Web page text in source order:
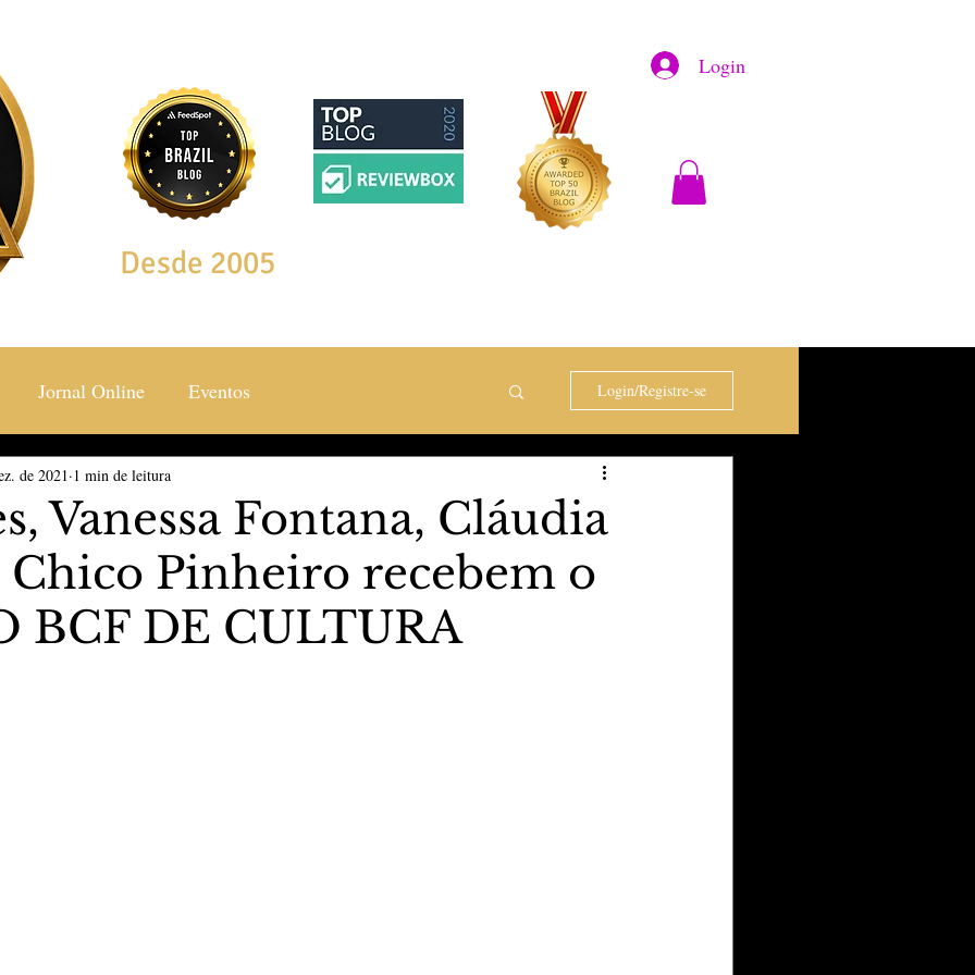
Login
Desde 2005
Jornal Online Eventos
& Estilos Saúde & Bem Estar
The Vip Club Business Marujo Carioca
& Lazer Carnaval São Paulo Negocio
Login/Registre-se
Vanessa Fontana, Cláudia
Chico Pinheiro recebem o
BCF DE CULTURA
de 2021 1 min de leitura
estrelas.